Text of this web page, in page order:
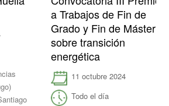
a Trabajos de Fin de
Grado y Fin de Máster
sobre transición
energética
11 octubre 2024
Todo el día